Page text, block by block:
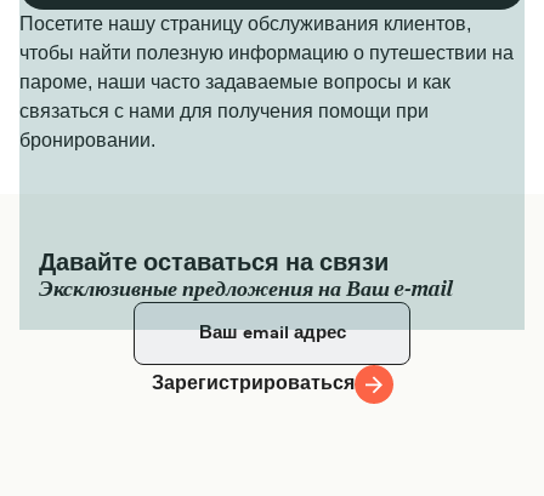
Посетите нашу страницу обслуживания клиентов,
чтобы найти полезную информацию о путешествии на
пароме, наши часто задаваемые вопросы и как
связаться с нами для получения помощи при
бронировании.
Давайте оставаться на связи
Эксклюзивные предложения на Ваш e-mail
Зарегистрироваться